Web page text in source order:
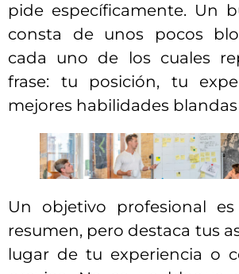
pide específicamente. Un
consta de unos pocos
cada uno de los cuales
frase: tu posición, tu
mejores habilidades
Un objetivo profesional
resumen, pero destaca tus
lugar de tu experiencia o